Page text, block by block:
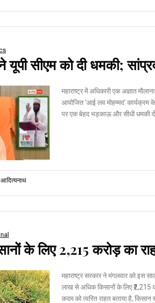
यूपी सीएम को दी धमकी;
महाराष्ट्र में अधिकारी एक अज्ञात
आयोजित ‘आई लव मोहम्मद’ कार्यक्रम
पर एक बेहद भड़काऊ और सीधी धमकी
आदित्यनाथ
के लिए ₹2,215 करोड़ का
महाराष्ट्र सरकार ने मंगलवार को इस
लाख से अधिक किसानों के लिए ₹2,215
कदम को त्वरित राहत बताया है, किसान